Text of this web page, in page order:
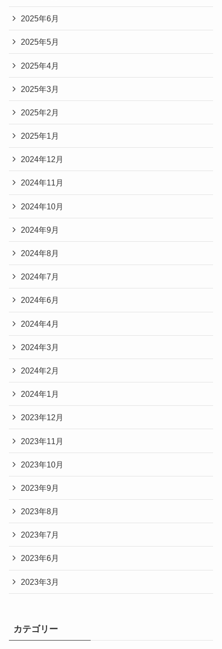
2025年6月
2025年5月
2025年4月
2025年3月
2025年2月
2025年1月
2024年12月
2024年11月
2024年10月
2024年9月
2024年8月
2024年7月
2024年6月
2024年4月
2024年3月
2024年2月
2024年1月
2023年12月
2023年11月
2023年10月
2023年9月
2023年8月
2023年7月
2023年6月
2023年3月
カテゴリー